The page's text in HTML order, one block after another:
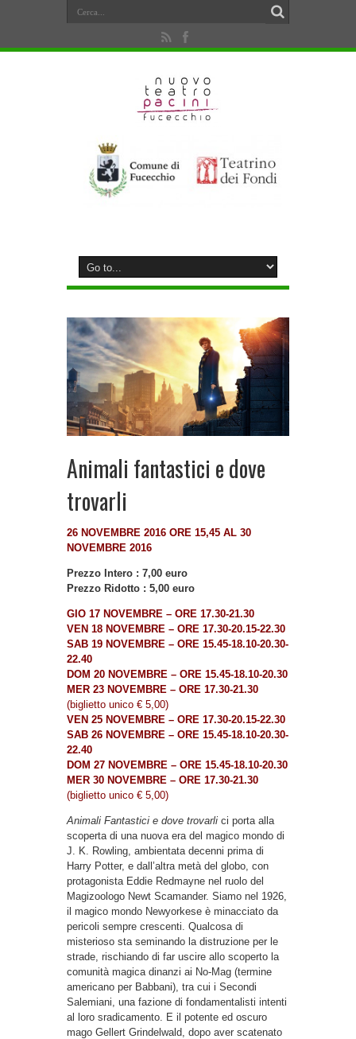
Animali fantastici e dove
trovarli
26 NOVEMBRE 2016 ORE 15,45 AL 30
NOVEMBRE 2016
Prezzo Intero : 7,00 euro
Prezzo Ridotto : 5,00 euro
GIO 17 NOVEMBRE – ORE 17.30-21.30
VEN 18 NOVEMBRE – ORE 17.30-20.15-22.30
SAB 19 NOVEMBRE – ORE 15.45-18.10-20.30-
22.40
DOM 20 NOVEMBRE – ORE 15.45-18.10-20.30
MER 23 NOVEMBRE – ORE 17.30-21.30
(biglietto unico € 5,00)
VEN 25 NOVEMBRE – ORE 17.30-20.15-22.30
SAB 26 NOVEMBRE – ORE 15.45-18.10-20.30-
22.40
DOM 27 NOVEMBRE – ORE 15.45-18.10-20.30
MER 30 NOVEMBRE – ORE 17.30-21.30
(biglietto unico € 5,00)
Animali Fantastici e dove trovarli ci porta alla
scoperta di una nuova era del magico mondo di
J. K. Rowling, ambientata decenni prima di
Harry Potter, e dall’altra metà del globo, con
protagonista Eddie Redmayne nel ruolo del
Magizoologo Newt Scamander. Siamo nel 1926,
il magico mondo Newyorkese è minacciato da
pericoli sempre crescenti. Qualcosa di
misterioso sta seminando la distruzione per le
strade, rischiando di far uscire allo scoperto la
comunità magica dinanzi ai No-Mag (termine
americano per Babbani), tra cui i Secondi
Salemiani, una fazione di fondamentalisti intenti
al loro sradicamento. E il potente ed oscuro
mago Gellert Grindelwald, dopo aver scatenato